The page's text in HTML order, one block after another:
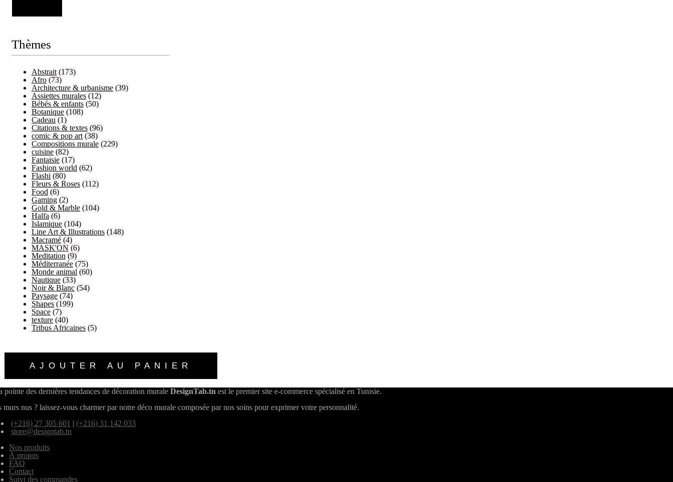
Thèmes
Abstrait (173)
Afro (73)
Architecture & urbanisme (39)
Assiettes murales (12)
Bébés & enfants (50)
Botanique (108)
Cadeau (1)
Citations & textes (96)
comic & pop art (38)
Compositions murale (229)
cuisine (82)
Fantaisie (17)
Fashion world (62)
Flashi (80)
Fleurs & Roses (112)
Food (6)
Gaming (2)
Gold & Marble (104)
Halfa (6)
Islamique (104)
Line Art & Illustrations (148)
Macramé (4)
MASK'ON (6)
Meditation (9)
Méditerranée (75)
Monde animal (60)
Nautique (33)
Noir & Blanc (54)
Paysage (74)
Shapes (199)
Space (7)
texture (40)
Tribus Africaines (5)
AJOUTER AU PANIER
pointe des dernières tendances de décoration murale DesignTab.tn est le premier site e-commerce spécialisé en Tunisie.
murs nus ? laissez-vous charmer par notre déco murale composée par nos soins pour exprimer votre personnalité.
(+216) 27 305 601 | (+216) 31 142 033
store@designtab.tn
Nos produits
À propos
FAQ
Contact
Suivi des commandes